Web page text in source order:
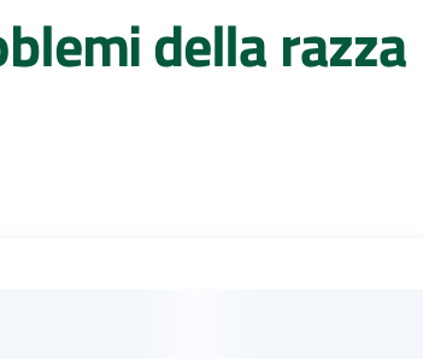
della razza